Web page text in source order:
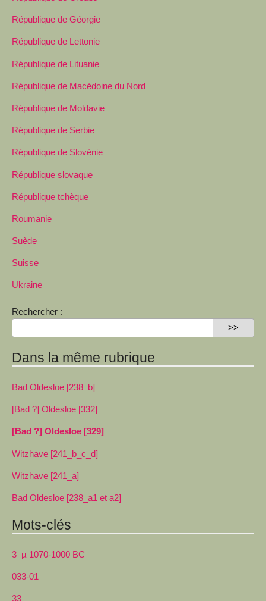
République de Géorgie
République de Lettonie
République de Lituanie
République de Macédoine du Nord
République de Moldavie
République de Serbie
République de Slovénie
République slovaque
République tchèque
Roumanie
Suède
Suisse
Ukraine
Rechercher :
Dans la même rubrique
Bad Oldesloe [238_b]
[Bad ?] Oldesloe [332]
[Bad ?] Oldesloe [329]
Witzhave [241_b_c_d]
Witzhave [241_a]
Bad Oldesloe [238_a1 et a2]
Mots-clés
3_µ 1070-1000 BC
033-01
33